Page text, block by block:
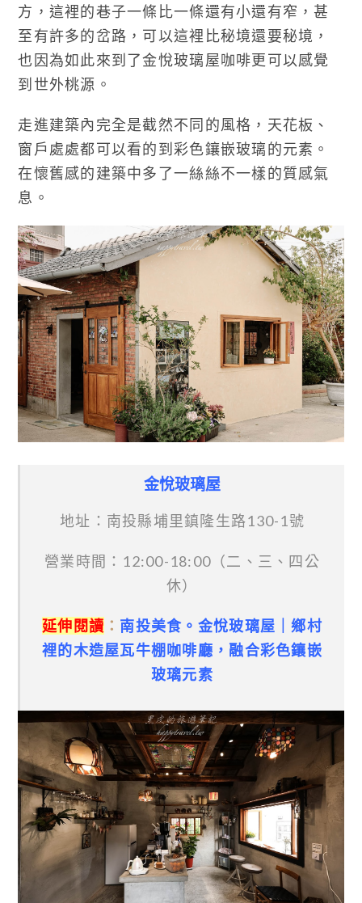
方，這裡的巷子一條比一條還有小還有窄，甚
至有許多的岔路，可以這裡比秘境還要秘境，
也因為如此來到了金悅玻璃屋咖啡更可以感覺
到世外桃源。
走進建築內完全是截然不同的風格，天花板、
窗戶處處都可以看的到彩色鑲嵌玻璃的元素。
在懷舊感的建築中多了一絲絲不一樣的質感氣
息。
金悅玻璃屋
地址：南投縣埔里鎮隆生路130-1號
營業時間：12:00-18:00（二、三、四公
休）
延伸閱讀 ： 南投美食。金悅玻璃屋｜鄉村
裡的木造屋瓦牛棚咖啡廳，融合彩色鑲嵌
玻璃元素